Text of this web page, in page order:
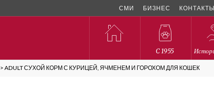
СМИ БИЗНЕС КОНТАКТЫ
C 1955
>ADULT СУХОЙ КОРМ С КУРИЦЕЙ, ЯЧМЕНЕМ И ГОРОХОМ ДЛЯ КОШЕК